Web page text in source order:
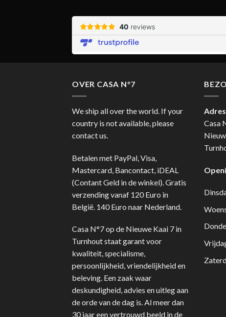
OVER CASA N°7
We ship all over the world. If your
country is not available, please
contact us.
Betalen met PayPal, Visa,
Mastercard, Bancontact, iDEAL
(Contant Geld in de winkel). Gratis
verzending vanaf 120 Euro in
België. 140 Euro naar Nederland.
Casa N°7 op de Nieuwe Kaai 7 in
Turnhout staat garant voor
kwaliteit, specialisme,
persoonlijkheid, vriendelijkheid en
beleving. Een zaak waar
deskundigheid, advies en uitleg aan
de orde van de dag is. Al meer dan
30 jaar een vertrouwd beeld in de
Adres
Casa